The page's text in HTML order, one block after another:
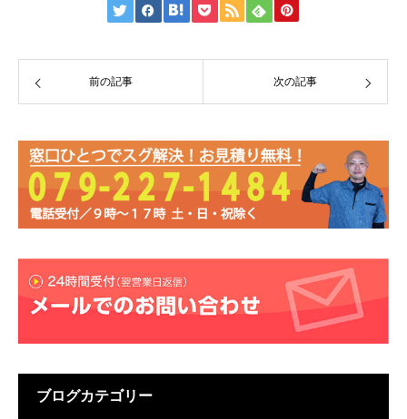
前の記事 次の記事
ブログカテゴリー